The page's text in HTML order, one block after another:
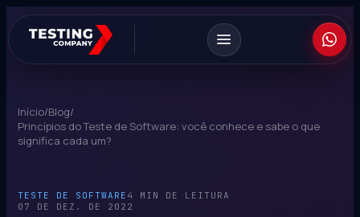
Início/Blog/
Princípios do Teste de Software: você conhece e sabe o que
significa cada um?
TESTE DE SOFTWARE 4 MIN DE LEITURA
07 DE DEZ. DE 2022